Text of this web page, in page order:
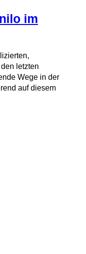
im
letzten
Wege in der
auf diesem